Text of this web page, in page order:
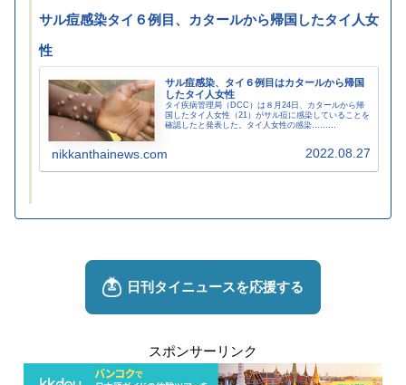
サル痘感染タイ６例目、カタールから帰国したタイ人女
性
サル痘感染、タイ６例目はカタールから帰国
したタイ人女性
タイ疾病管理局（DCC）は８月24日、カタールから帰
国したタイ人女性（21）がサル痘に感染していることを
確認したと発表した。タイ人女性の感染………
nikkanthainews.com 2022.08.27
スポンサーリンク